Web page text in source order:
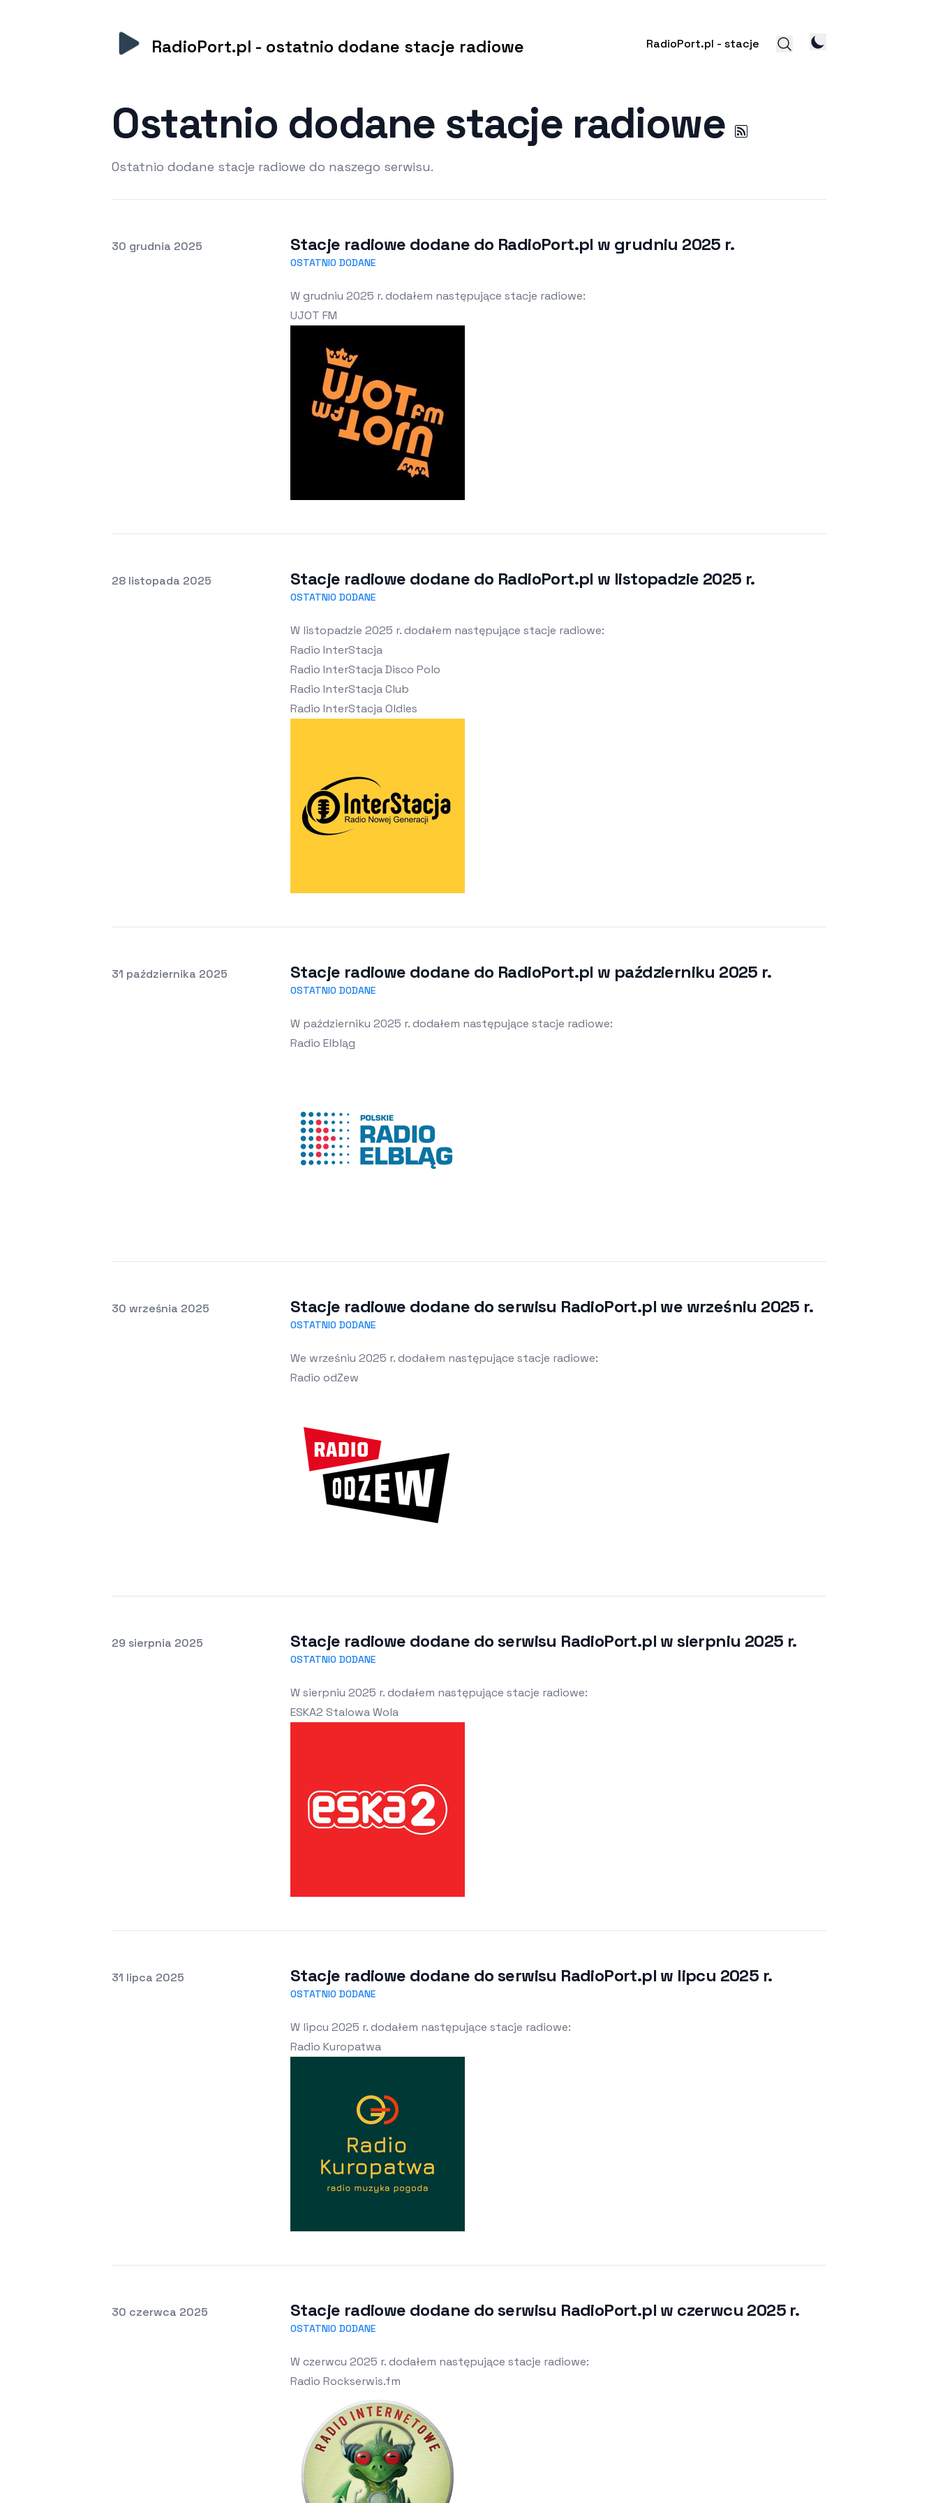
RadioPort.pl - ostatnio dodane stacje radiowe RadioPort.pl - stacje
Ostatnio dodane stacje radiowe
Ostatnio dodane stacje radiowe do naszego serwisu.
Opublikowano
30 grudnia 2025 Stacje radiowe dodane do RadioPort.pl w grudniu 2025 r.
OSTATNIO DODANE
W grudniu 2025 r. dodałem następujące stacje radiowe:
UJOT FM
Opublikowano
28 listopada 2025 Stacje radiowe dodane do RadioPort.pl w listopadzie 2025 r.
OSTATNIO DODANE
W listopadzie 2025 r. dodałem następujące stacje radiowe:
Radio InterStacja
Radio InterStacja Disco Polo
Radio InterStacja Club
Radio InterStacja Oldies
Opublikowano
31 października 2025 Stacje radiowe dodane do RadioPort.pl w październiku 2025 r.
OSTATNIO DODANE
W październiku 2025 r. dodałem następujące stacje radiowe:
Radio Elbląg
Opublikowano
30 września 2025 Stacje radiowe dodane do serwisu RadioPort.pl we wrześniu 2025 r.
OSTATNIO DODANE
We wrześniu 2025 r. dodałem następujące stacje radiowe:
Radio odZew
Opublikowano
29 sierpnia 2025 Stacje radiowe dodane do serwisu RadioPort.pl w sierpniu 2025 r.
OSTATNIO DODANE
W sierpniu 2025 r. dodałem następujące stacje radiowe:
ESKA2 Stalowa Wola
Opublikowano
31 lipca 2025 Stacje radiowe dodane do serwisu RadioPort.pl w lipcu 2025 r.
OSTATNIO DODANE
W lipcu 2025 r. dodałem następujące stacje radiowe:
Radio Kuropatwa
Opublikowano
30 czerwca 2025 Stacje radiowe dodane do serwisu RadioPort.pl w czerwcu 2025 r.
OSTATNIO DODANE
W czerwcu 2025 r. dodałem następujące stacje radiowe:
Radio Rockserwis.fm